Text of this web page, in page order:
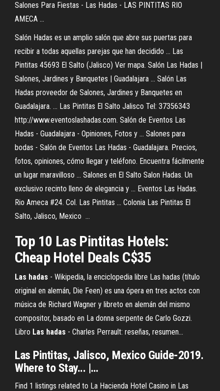
Salones Para Fiestas - Las Hadas - LAS PINTITAS RIO
AMECA ...
Salón Hadas es un amplio salón que abre sus puertas para
recibir a todas aquellas parejas que han decidido ... Las
Pintitas 45693 El Salto (Jalisco) Ver mapa. Salón Las Hadas |
Salones, Jardines y Banquetes | Guadalajara ... Salón Las
Hadas proveedor de Salones, Jardines y Banquetes en
Guadalajara. ... Las Pintitas El Salto Jalisco Tel: 37356343
http://www.eventoslashadas.com. Salón de Eventos Las
Hadas - Guadalajara - Opiniones, Fotos y ... Salones para
bodas - Salón de Eventos Las Hadas - Guadalajara. Precios,
fotos, opiniones, cómo llegar y teléfono. Encuentra fácilmente
un lugar maravilloso ... Salones en El Salto Salon Hadas. Un
exclusivo recinto lleno de elegancia y ... Eventos Las Hadas.
Rio Ameca #24. Col. Las Pintitas ... Colonia Las Pintitas El
Salto, Jalisco, Mexico ...
Top 10 Las Pintitas Hotels:
Cheap Hotel Deals C$35
Las hadas - Wikipedia, la enciclopedia libre Las hadas (título
original en alemán, Die Feen) es una ópera en tres actos con
música de Richard Wagner y libreto en alemán del mismo
compositor, basado en La donna serpente de Carlo Gozzi.
Libro Las hadas - Charles Perrault: reseñas, resumen...
Las Pintitas, Jalisco, Mexico Guide-2019.
Where to Stay... |…
Find 1 listings related to La Hacienda Hotel Casino in Las